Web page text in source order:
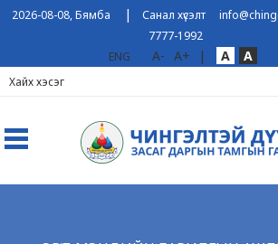
2026-08-08, Бямба | Санал хүсэлт
7777-1992
ENG
A- A+ | A A